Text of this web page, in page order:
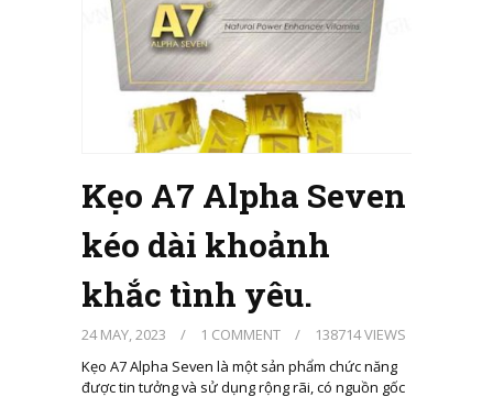
Kẹo A7 Alpha Seven
kéo dài khoảnh
khắc tình yêu.
24 MAY, 2023 / 1 COMMENT /
138714 VIEWS
Kẹo A7 Alpha Seven là một sản phẩm chức năng
được tin tưởng và sử dụng rộng rãi, có nguồn gốc